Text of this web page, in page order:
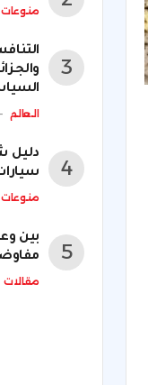
منوعات
العالم
دليل
منوعات
بين
مقالات